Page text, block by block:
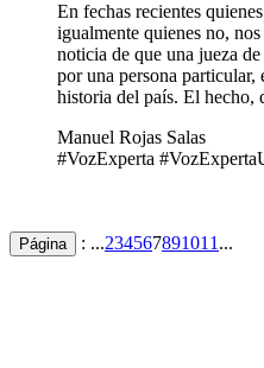
En fechas recientes
igualmente quienes no,
noticia de que una jueza
por una persona particular,
historia del país. El hecho,
Manuel Rojas Salas
#VozExperta
Página : ...234567891011 ...